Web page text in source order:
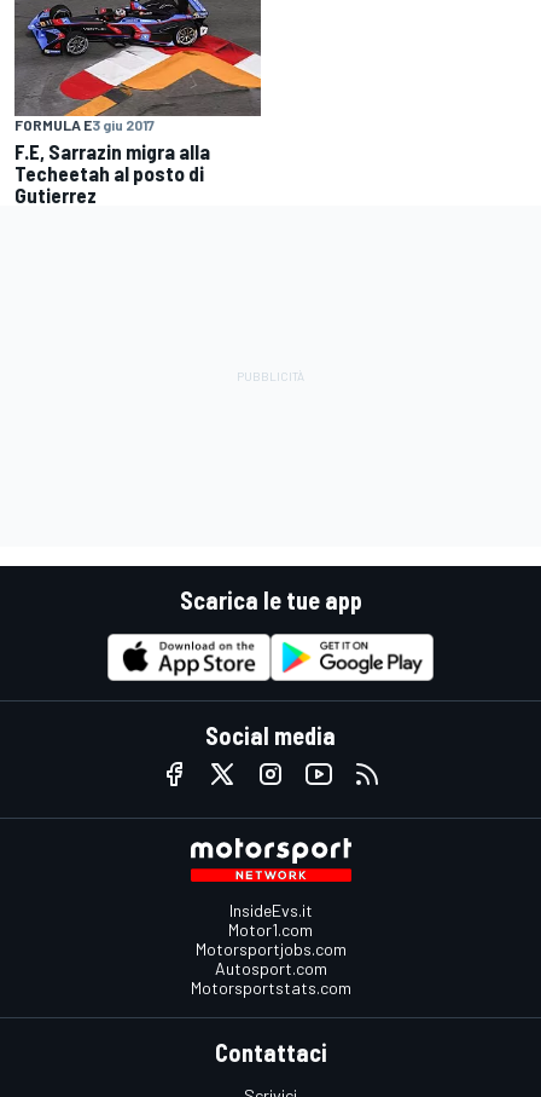
FORMULA E3 giu 2017
F.E, Sarrazin migra alla
Techeetah al posto di
Gutierrez
Scarica le tue app
Social media
InsideEvs.it
Motor1.com
Motorsportjobs.com
Autosport.com
Motorsportstats.com
Contattaci